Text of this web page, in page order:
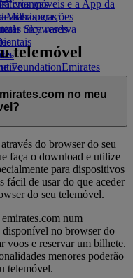
crianças
as crianças
nas operações
FoundationEmirates
Opens an external link
Milhas
Skywards
móveis e a App da
uma reserva
telemóvel
no meu
do browser do seu
faça o download e utilize
para dispositivos
fácil de usar do que aceder
do seu telemóvel.
num
disponível no browser do
voos e reservar um bilhete.
menores poderão
telemóvel.